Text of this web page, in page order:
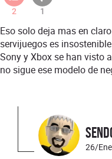
2 1
Eso solo deja mas en
servijuegos es
Sony y Xbox se han visto
no sigue ese modelo de
26/